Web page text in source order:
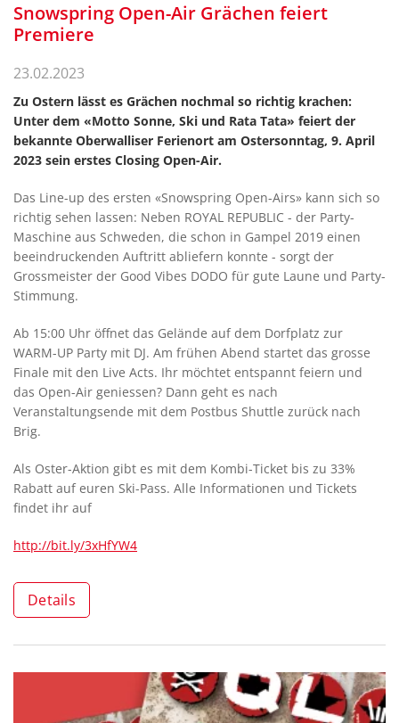
Snowspring Open-Air Grächen feiert
Premiere
23.02.2023
Zu Ostern lässt es Grächen nochmal so richtig krachen:
Unter dem «Motto Sonne, Ski und Rata Tata» feiert der
bekannte Oberwalliser Ferienort am Ostersonntag, 9. April
2023 sein erstes Closing Open-Air.
Das Line-up des ersten «Snowspring Open-Airs» kann sich so
richtig sehen lassen: Neben ROYAL REPUBLIC - der Party-
Maschine aus Schweden, die schon in Gampel 2019 einen
beeindruckenden Auftritt abliefern konnte - sorgt der
Grossmeister der Good Vibes DODO für gute Laune und Party-
Stimmung.
Ab 15:00 Uhr öffnet das Gelände auf dem Dorfplatz zur
WARM-UP Party mit DJ. Am frühen Abend startet das grosse
Finale mit den Live Acts. Ihr möchtet entspannt feiern und
das Open-Air geniessen? Dann geht es nach
Veranstaltungsende mit dem Postbus Shuttle zurück nach
Brig.
Als Oster-Aktion gibt es mit dem Kombi-Ticket bis zu 33%
Rabatt auf euren Ski-Pass. Alle Informationen und Tickets
findet ihr auf
http://bit.ly/3xHfYW4
Details